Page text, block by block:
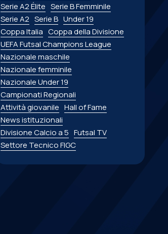
Serie A2 Élite Serie B Femminile
Serie A2 Serie B Under 19
Coppa Italia Coppa della Divisione
UEFA Futsal Champions League
Nazionale maschile
Nazionale femminile
Nazionale Under 19
Campionati Regionali
Attività giovanile Hall of Fame
News istituzionali
Divisione Calcio a 5 Futsal TV
Settore Tecnico FIGC